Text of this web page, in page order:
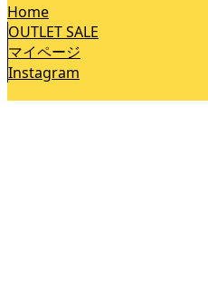
Home
OUTLET SALE
マイページ
Instagram